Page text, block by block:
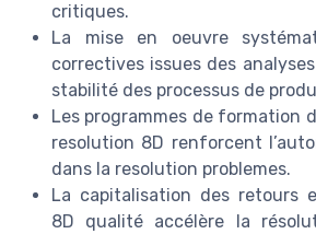
critiques.
La mise en oeuvre
correctives issues des
stabilité des processus de
Les programmes de formation
resolution 8D renforcent
dans la resolution problemes.
La capitalisation des retours
8D qualité accélère la